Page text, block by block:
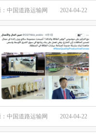
中国道路运输网 2024-04-22
中国道路运输网 2024-04-22